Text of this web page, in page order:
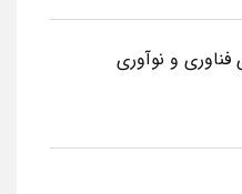
و نوآوری